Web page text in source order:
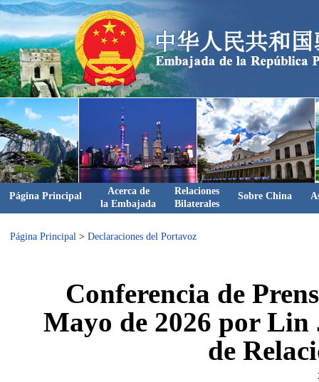
Página Principal
Acerca de
la Embajada
Relaciones
Bilaterales
Sobre China
Página Principal > Declaraciones del Portavoz
Conferencia de
Mayo de 2026 por
de